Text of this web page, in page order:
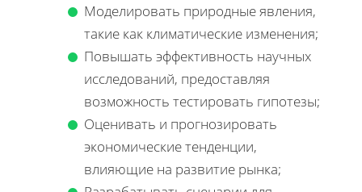
Моделировать природные явления,
такие как климатические изменения;
Повышать эффективность научных
исследований, предоставляя
возможность тестировать гипотезы;
Оценивать и прогнозировать
экономические тенденции,
влияющие на развитие рынка;